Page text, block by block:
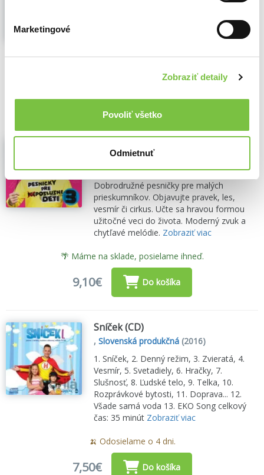
Marketingové
Zobraziť detaily
Povoliť všetko
Odmietnuť
prvé diskotékové CD sa rozhodli Spievanka
a Zahrajko opäť nahrať tanečné verzie
🍌 Dodanie môže trvať viac ako 30 dní
8,40€ Do košíka
(ne)poslušné deti 3
Miro Jaroš,Hudobné albumy(2018)
Dobrodružné pesničky pre malých
prieskumníkov. Objavujte pravek, les,
vesmír či cirkus. Učte sa hravou formou
užitočné veci do života. Moderný zvuk a
chytľavé melódie. Zobraziť viac
🌴 Máme na sklade, posielame ihneď.
9,10€ Do košíka
Sníček (CD)
,Slovenská produkčná (2016)
1. Sníček, 2. Denný režim, 3. Zvieratá, 4.
Vesmír, 5. Svetadiely, 6. Hračky, 7.
Slušnosť, 8. Ľudské telo, 9. Telka, 10.
Rozprávkové bytosti, 11. Doprava... 12.
Všade samá voda 13. EKO Song celkový
čas: 35 minút Zobraziť viac
🍌 Odosielame o 4 dni.
7,50€ Do košíka